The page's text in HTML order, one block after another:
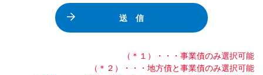
送 信
（＊１）・・・事業債のみ選択可能
（＊２）・・・地方債と事業債のみ選択可能